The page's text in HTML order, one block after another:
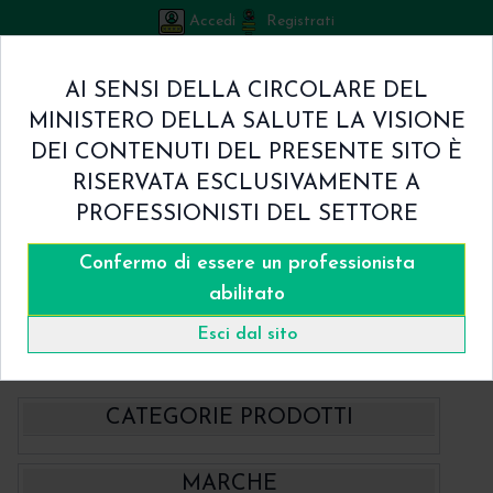
Accedi Registrati
Bicuspid
Home
Shop
Termini & Condizioni
Contatti
Carrello
Catalogo
Home Catalogo
- Hahnenkratt
Specilli ERGOtouch Acciaio Hahnenkratt
CATEGORIE PRODOTTI
MARCHE
AI SENSI DELLA CIRCOLARE DEL
MINISTERO DELLA SALUTE LA VISIONE
DEI CONTENUTI DEL PRESENTE SITO È
RISERVATA ESCLUSIVAMENTE A
PROFESSIONISTI DEL SETTORE
Esci dal sito
Confermo di essere un professionista
abilitato